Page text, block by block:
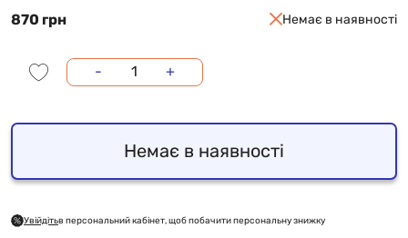
870 грн Немає в наявності
- +
Немає в наявності
Увійдітьв персональний кабінет, щоб побачити персональну знижку